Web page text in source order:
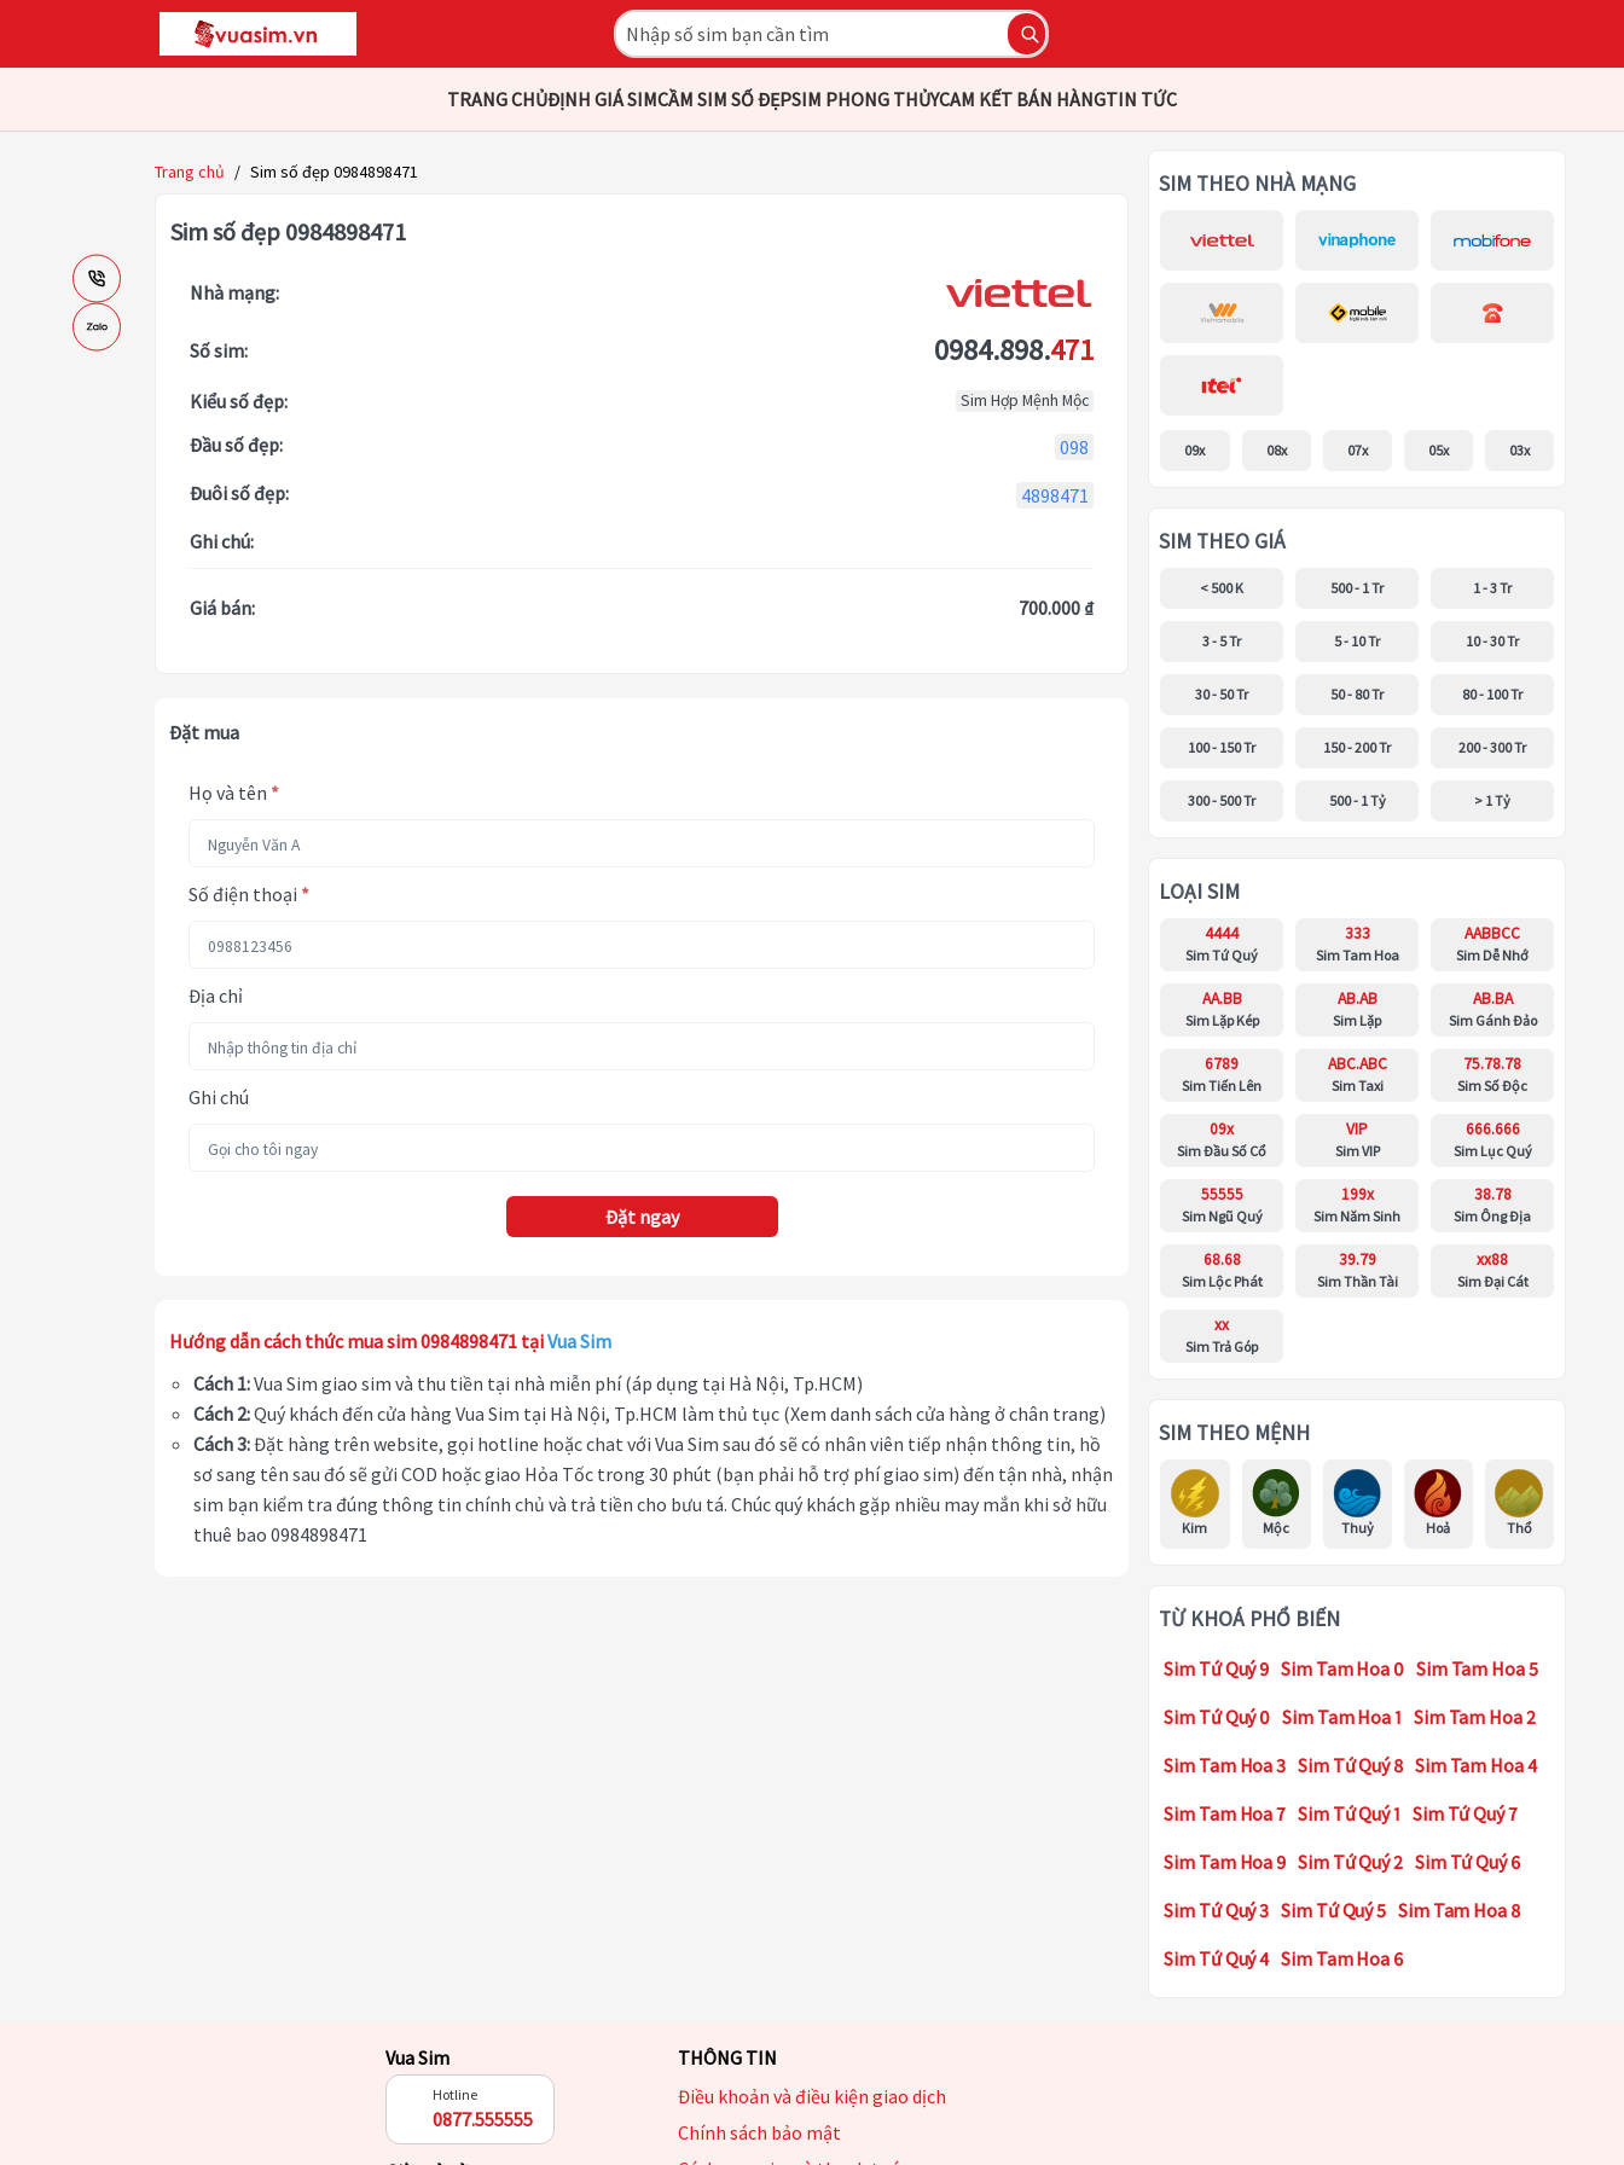
TRANG CHỦĐỊNH GIÁ SIMCẦM SIM SỐ ĐẸPSIM PHONG THỦYCAM KẾT BÁN HÀNGTIN TỨC
Trang chủ / Sim số đẹp 0984898471
Sim số đẹp 0984898471
Nhà mạng:
Số sim: 0984.898.471
Kiểu số đẹp: Sim Hợp Mệnh Mộc
Đầu số đẹp:
098
Đuôi số đẹp:
4898471
Ghi chú:
Giá bán: 700.000 ₫
Đặt mua
Họ và tên *
Số điện thoại *
Địa chỉ
Ghi chú
Đặt ngay
Hướng dẫn cách thức mua sim 0984898471 tạiVua Sim
Cách 1:Vua Sim giao sim và thu tiền tại nhà miễn phí (áp dụng tại Hà Nội, Tp.HCM)
Cách 2:Quý khách đến cửa hàng Vua Sim tại Hà Nội, Tp.HCM làm thủ tục (Xem danh sách cửa hàng ở chân trang)
Cách 3:Đặt hàng trên website, gọi hotline hoặc chat với Vua Sim sau đó sẽ có nhân viên tiếp nhận thông tin, hồ
sơ sang tên sau đó sẽ gửi COD hoặc giao Hỏa Tốc trong 30 phút (bạn phải hỗ trợ phí giao sim) đến tận nhà, nhận
sim bạn kiểm tra đúng thông tin chính chủ và trả tiền cho bưu tá. Chúc quý khách gặp nhiều may mắn khi sở hữu
thuê bao 0984898471
SIM THEO NHÀ MẠNG
09x 08x 07x 05x 03x
SIM THEO GIÁ
< 500 K 500 - 1 Tr 1 - 3 Tr
3 - 5 Tr 5 - 10 Tr 10 - 30 Tr
30 - 50 Tr 50 - 80 Tr 80 - 100 Tr
100 - 150 Tr 150 - 200 Tr 200 - 300 Tr
300 - 500 Tr 500 - 1 Tỷ > 1 Tỷ
LOẠI SIM
4444
Sim Tứ Quý
333
Sim Tam Hoa
AABBCC
Sim Dễ Nhớ
AA.BB
Sim Lặp Kép
AB.AB
Sim Lặp
AB.BA
Sim Gánh Đảo
6789
Sim Tiến Lên
ABC.ABC
Sim Taxi
75.78.78
Sim Số Độc
09x
Sim Đầu Số Cổ
VIP
Sim VIP
666.666
Sim Lục Quý
55555
Sim Ngũ Quý
199x
Sim Năm Sinh
38.78
Sim Ông Địa
68.68
Sim Lộc Phát
39.79
Sim Thần Tài
xx88
Sim Đại Cát
xx
Sim Trả Góp
SIM THEO MỆNH
Kim Mộc Thuỷ Hoả Thổ
TỪ KHOÁ PHỔ BIẾN
Sim Tứ Quý 9 Sim Tam Hoa 0 Sim Tam Hoa 5
Sim Tứ Quý 0 Sim Tam Hoa 1 Sim Tam Hoa 2
Sim Tam Hoa 3 Sim Tứ Quý 8 Sim Tam Hoa 4
Sim Tam Hoa 7 Sim Tứ Quý 1 Sim Tứ Quý 7
Sim Tam Hoa 9 Sim Tứ Quý 2 Sim Tứ Quý 6
Sim Tứ Quý 3 Sim Tứ Quý 5 Sim Tam Hoa 8
Sim Tứ Quý 4 Sim Tam Hoa 6
Vua Sim
Hotline
0877.555555
THÔNG TIN
Điều khoản và điều kiện giao dịch
Chính sách bảo mật